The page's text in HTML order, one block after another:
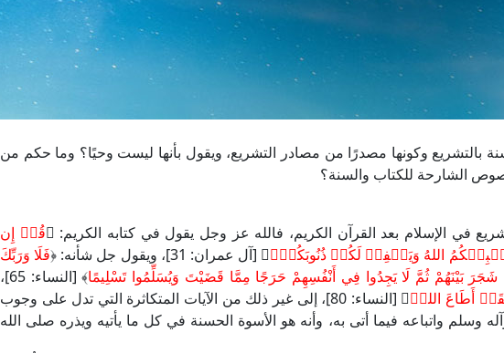
بالتشريع وكونها مصدرًا من مصادر التشريع، ويقول بأنها ليست وحيًا؟ وما حكم من
الشارحة للكتاب والسنة؟
في الإسلام بعد القرآن الكريم، فالله عز وجل يقول في كتابه الكريم: ﴿قُلۡ إِن
يُحۡبِبۡكُمُ اللهُ وَيَغۡفِرۡ لَكُمۡ ذُنُوبَكُمۡۚ﴾ [آل عمران: 31]، ويقول جل شأنه: ﴿
فَلَا وَرَبِّكَ
شَجَرَ بَيْنَهُمْ ثُمَّ لَا يَجِدُوا فِي أَنْفُسِهِمْ حَرَجًا مِمَّا قَضَيْتَ وَيُسَلِّمُوا تَسْلِيمًا
﴾ [النساء: 65]،
أَطَاعَ اللهۖ
﴾ [النساء: 80]، إلى غير ذلك من الآيات المتكاثرة التي تدل على وجوب
وسلم واتباعه فيما أتى به، وأنه هو الأسوة الحسنة في كل ما يأتيه ويذره صلى الله